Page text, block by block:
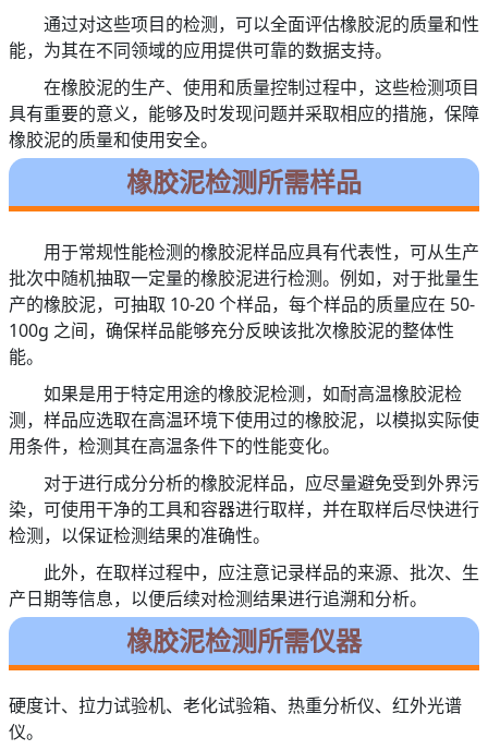
通过对这些项目的检测，可以全面评估橡胶泥的质量和性
能，为其在不同领域的应用提供可靠的数据支持。
在橡胶泥的生产、使用和质量控制过程中，这些检测项目
具有重要的意义，能够及时发现问题并采取相应的措施，保障
橡胶泥的质量和使用安全。
橡胶泥检测所需样品
用于常规性能检测的橡胶泥样品应具有代表性，可从生产
批次中随机抽取一定量的橡胶泥进行检测。例如，对于批量生
产的橡胶泥，可抽取 10-20 个样品，每个样品的质量应在 50-
100g 之间，确保样品能够充分反映该批次橡胶泥的整体性
能。
如果是用于特定用途的橡胶泥检测，如耐高温橡胶泥检
测，样品应选取在高温环境下使用过的橡胶泥，以模拟实际使
用条件，检测其在高温条件下的性能变化。
对于进行成分分析的橡胶泥样品，应尽量避免受到外界污
染，可使用干净的工具和容器进行取样，并在取样后尽快进行
检测，以保证检测结果的准确性。
此外，在取样过程中，应注意记录样品的来源、批次、生
产日期等信息，以便后续对检测结果进行追溯和分析。
橡胶泥检测所需仪器
硬度计、拉力试验机、老化试验箱、热重分析仪、红外光谱
仪。